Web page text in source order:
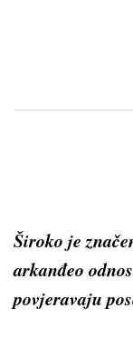
Široko je
arkanđeo
povjeravaju